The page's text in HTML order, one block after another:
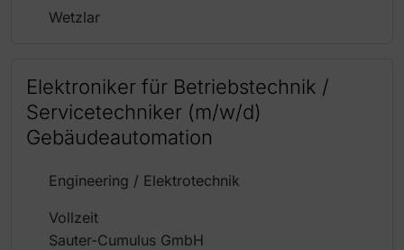
Wetzlar
Elektroniker für Betriebstechnik /
Servicetechniker (m/w/d)
Gebäudeautomation
Engineering / Elektrotechnik
Vollzeit
Sauter-Cumulus GmbH